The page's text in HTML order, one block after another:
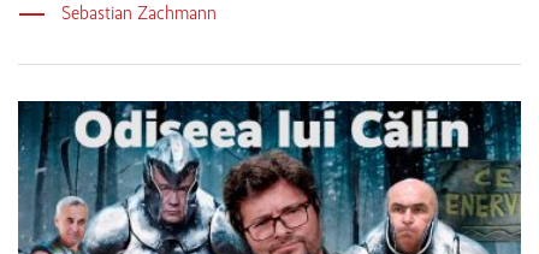
Sebastian Zachmann